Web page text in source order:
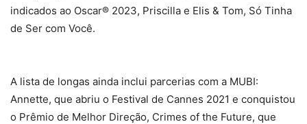
indicados ao Oscar® 2023, Priscilla e Elis & Tom, Só Tinha
de Ser com Você.
A lista de longas ainda inclui parcerias com a MUBI:
Annette, que abriu o Festival de Cannes 2021 e conquistou
o Prêmio de Melhor Direção, Crimes of the Future, que